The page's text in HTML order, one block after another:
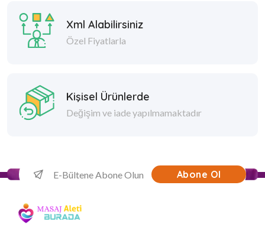
Xml Alabilirsiniz
Özel Fiyatlarla
Kişisel Ürünlerde
Değişim ve iade yapılmamaktadır
Abone Ol